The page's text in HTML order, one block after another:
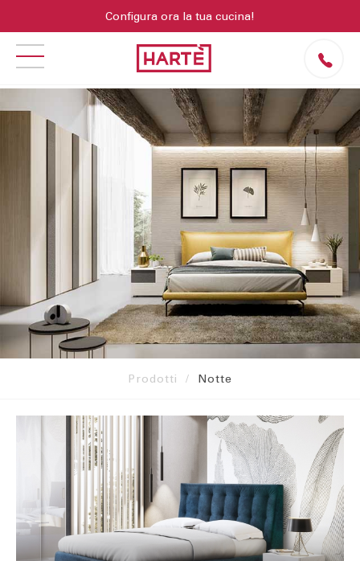
Configura ora la tua cucina!
Prodotti Notte